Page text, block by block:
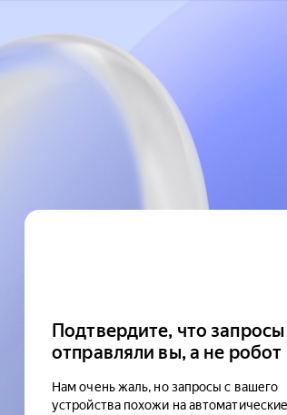
Подтвердите, что запросы
отправляли вы, а не робот
Нам очень жаль, но запросы с вашего
устройства похожи на